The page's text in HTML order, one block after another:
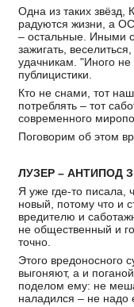
Одна из таких
радуются жизни, а
– остальные. Иными
зажигать,
удачникам. "Иного не
публицистики.
Кто не снами, тот наш
потреблять – тот
современного
Поговорим об этом
ЛУЗЕР – АНТИПОД
Я уже где-то писала,
новый, потому что и
вредителю и
не общественный и
точно.
Этого вредоносного
выгоняют, а и
поделом ему: не
наладился – не